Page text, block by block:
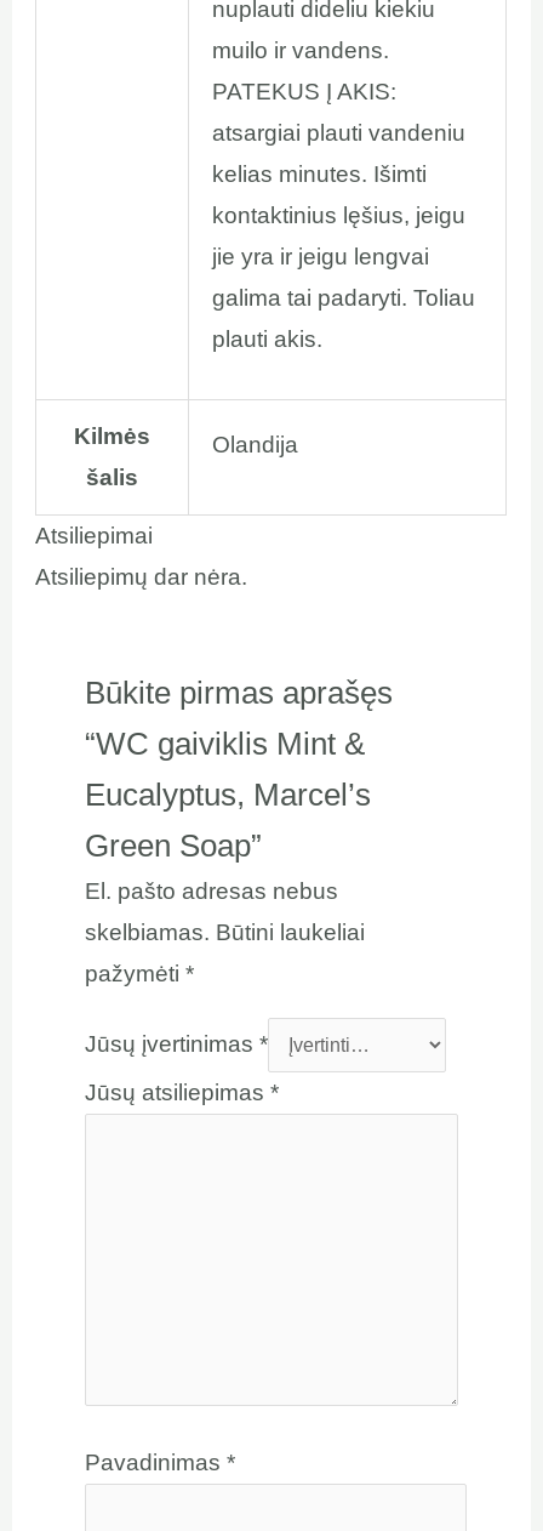
nuplauti dideliu kiekiu
muilo ir vandens.
PATEKUS Į AKIS:
atsargiai plauti vandeniu
kelias minutes. Išimti
kontaktinius lęšius, jeigu
jie yra ir jeigu lengvai
galima tai padaryti. Toliau
plauti akis.
Kilmės
šalis
Olandija
Atsiliepimai
Atsiliepimų dar nėra.
Būkite pirmas aprašęs
“WC gaiviklis Mint &
Eucalyptus, Marcel’s
Green Soap”
El. pašto adresas nebus
skelbiamas. Būtini laukeliai
pažymėti *
Jūsų įvertinimas *
Jūsų atsiliepimas *
Pavadinimas *